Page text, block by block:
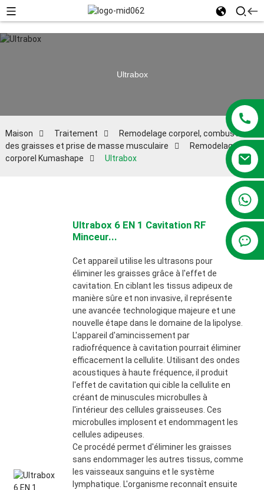
Ultrabox
Maison Traitement
Remodelage corporel, combustion
des graisses et prise de masse musculaire
Remodelage
corporel Kumashape
Ultrabox
Ultrabox 6 EN 1 Cavitation RF
Minceur...
Cet appareil utilise les ultrasons pour
éliminer les graisses grâce à l'effet de
cavitation. En ciblant les tissus adipeux de
manière sûre et non invasive, il représente
une avancée technologique majeure et une
nouvelle étape dans le domaine de la lipolyse.
L'appareil d'amincissement par
radiofréquence à cavitation pourrait éliminer
efficacement la cellulite. Utilisant des ondes
acoustiques à haute fréquence, il produit
l'effet de cavitation qui cible la cellulite en
créant de minuscules microbulles à
l'intérieur des cellules graisseuses. Ces
microbulles implosent et endommagent les
cellules adipeuses.
Ce procédé permet d'éliminer les graisses
sans endommager les autres tissus, comme
les vaisseaux sanguins et le système
lymphatique. L'organisme reconnaît ensuite